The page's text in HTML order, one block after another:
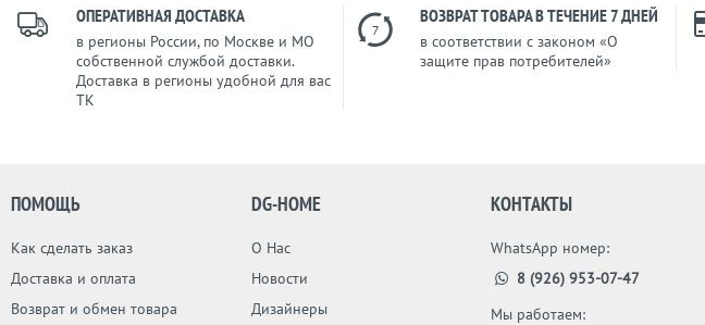
ОПЕРАТИВНАЯ ДОСТАВКА
в регионы России, по Москве и МО
собственной службой доставки.
Доставка в регионы удобной для вас
ТК
7
ВОЗВРАТ ТОВАРА В ТЕЧЕНИЕ 7 ДНЕЙ
в соответствии с законом «О
защите прав потребителей»
ПОМОЩЬ
Как сделать заказ
Доставка и оплата
Возврат и обмен товара
DG-HOME
О Нас
Новости
Дизайнеры
КОНТАКТЫ
WhatsApp номер:
8 (926) 953-07-47
Мы работаем: